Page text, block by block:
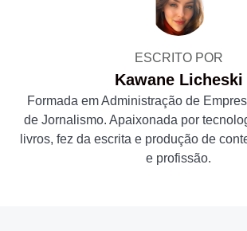
ESCRITO POR
Kawane Licheski
Formada em Administração de
de Jornalismo. Apaixonada por
livros, fez da escrita e produção de
e profissão.